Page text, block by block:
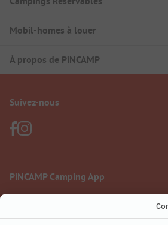
Mobil-homes à louer
À propos de PiNCAMP
Suivez-nous
PiNCAMP Camping App